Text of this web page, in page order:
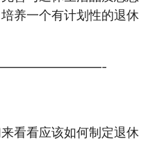
养一个有计划性的退休
看看应该如何制定退休